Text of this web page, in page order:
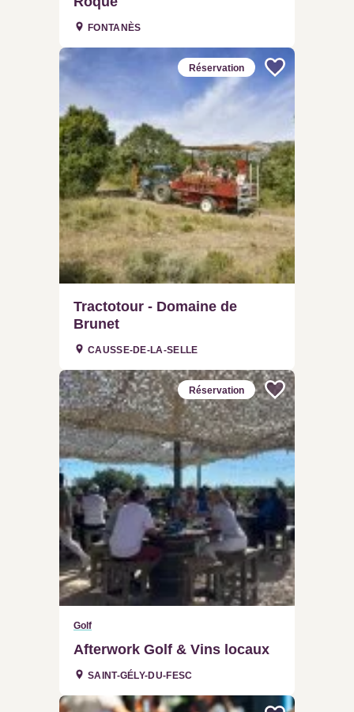
FONTANÈS
Tractotour - Domaine de
Brunet
CAUSSE-DE-LA-SELLE
Réservation
Afterwork Golf & Vins locaux
SAINT-GÉLY-DU-FESC
Réservation